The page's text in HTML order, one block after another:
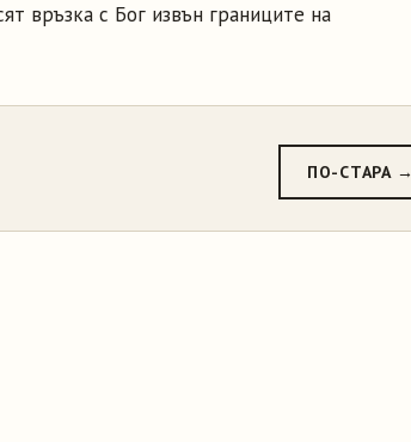
връзка с Бог извън границите на
ПО-СТАРА →